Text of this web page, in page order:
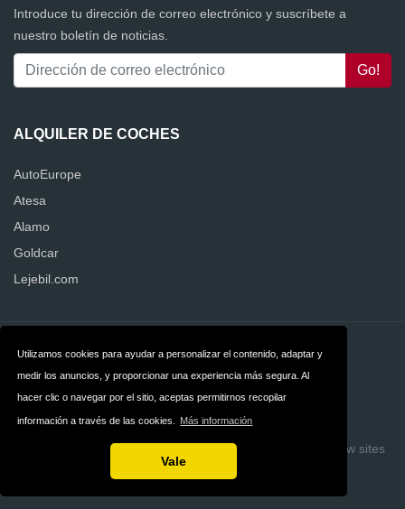
Utilizamos cookies para ayudar a personalizar el contenido, adaptar y
medir los anuncios, y proporcionar una experiencia más segura. Al
hacer clic o navegar por el sitio, aceptas permitirnos recopilar
información a través de las cookies. Más información
Vale
Introduce tu dirección de correo electrónico y suscríbete a
nuestro boletín de noticias.
ALQUILER DE COCHES
AutoEurope
Atesa
Alamo
Goldcar
Lejebil.com
Contacto Privacidad
Términos y
Copyright © 2026 Quejas Alquiler de Coches
Build review sites
with ReviewTycoon